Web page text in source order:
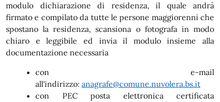
modulo dichiarazione di residenza, il quale andrà
firmato e compilato da tutte le persone maggiorenni che
spostano la residenza, scansiona o fotografa in modo
chiaro e leggibile ed invia il modulo insieme alla
documentazione necessaria
con e-mail
all'indirizzo: anagrafe@comune.nuvolera.bs.it
con PEC posta elettronica certificata